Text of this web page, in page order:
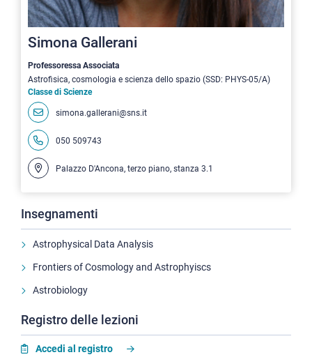
Simona Gallerani
Professoressa Associata
Astrofisica, cosmologia e scienza dello spazio (SSD: PHYS-05/A)
Classe di Scienze
simona.gallerani@sns.it
050 509743
Palazzo D'Ancona, terzo piano, stanza 3.1
Insegnamenti
Astrophysical Data Analysis
Frontiers of Cosmology and Astrophyiscs
Astrobiology
Registro delle lezioni
Accedi al registro